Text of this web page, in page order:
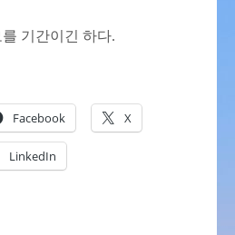
기간이긴 하다.
Facebook X
LinkedIn